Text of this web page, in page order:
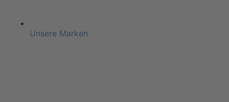
Unsere Marken